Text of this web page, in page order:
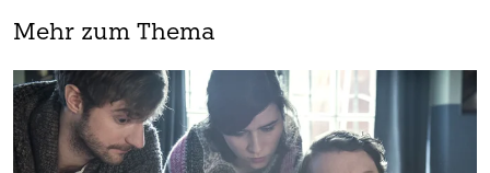
Mehr zum Thema